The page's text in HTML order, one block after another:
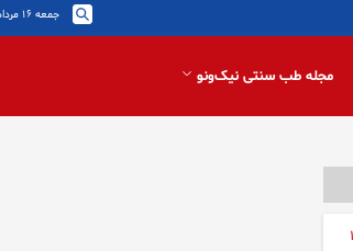
جمعه ۱۶ مرداد ۱۴۰۵
مجله طب سنتی نیک‌ونو